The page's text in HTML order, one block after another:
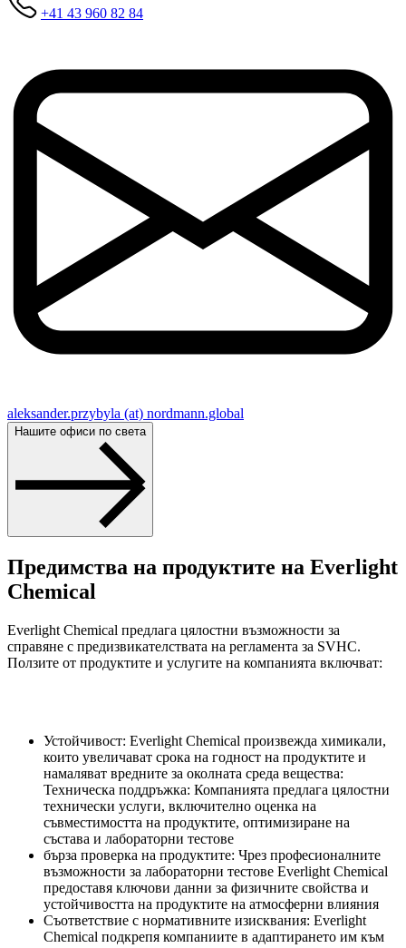
+41 43 960 82 84
aleksander.przybyla (at) nordmann.global
Нашите офиси по света
Предимства на продуктите на Everlight
Chemical
Everlight Chemical предлага цялостни възможности за
справяне с предизвикателствата на регламента за SVHC.
Ползите от продуктите и услугите на компанията включват:
Устойчивост: Everlight Chemical произвежда химикали,
които увеличават срока на годност на продуктите и
намаляват вредните за околната среда вещества:
Техническа поддръжка: Компанията предлага цялостни
технически услуги, включително оценка на
съвместимостта на продуктите, оптимизиране на
състава и лабораторни тестове
бърза проверка на продуктите: Чрез професионалните
възможности за лабораторни тестове Everlight Chemical
предоставя ключови данни за физичните свойства и
устойчивостта на продуктите на атмосферни влияния
Съответствие с нормативните изисквания: Everlight
Chemical подкрепя компаниите в адаптирането им към